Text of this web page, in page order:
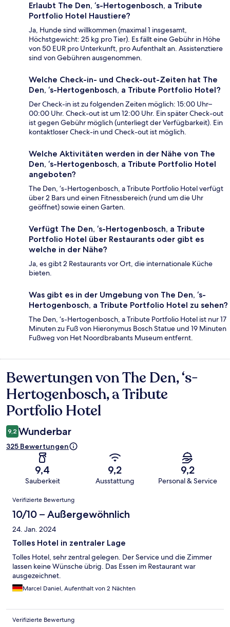
Erlaubt The Den, ‘s-Hertogenbosch, a Tribute
Portfolio Hotel Haustiere?
Ja, Hunde sind willkommen (maximal 1 insgesamt,
Höchstgewicht: 25 kg pro Tier). Es fällt eine Gebühr in Höhe
von 50 EUR pro Unterkunft, pro Aufenthalt an. Assistenztiere
sind von Gebühren ausgenommen.
Welche Check-in- und Check-out-Zeiten hat The
Den, ‘s-Hertogenbosch, a Tribute Portfolio Hotel?
Der Check-in ist zu folgenden Zeiten möglich: 15:00 Uhr–
00:00 Uhr. Check-out ist um 12:00 Uhr. Ein später Check-out
ist gegen Gebühr möglich (unterliegt der Verfügbarkeit). Ein
kontaktloser Check-in und Check-out ist möglich.
Welche Aktivitäten werden in der Nähe von The
Den, ‘s-Hertogenbosch, a Tribute Portfolio Hotel
angeboten?
The Den, ‘s-Hertogenbosch, a Tribute Portfolio Hotel verfügt
über 2 Bars und einen Fitnessbereich (rund um die Uhr
geöffnet) sowie einen Garten.
Verfügt The Den, ‘s-Hertogenbosch, a Tribute
Portfolio Hotel über Restaurants oder gibt es
welche in der Nähe?
Ja, es gibt 2 Restaurants vor Ort, die internationale Küche
bieten.
Was gibt es in der Umgebung von The Den, ‘s-
Hertogenbosch, a Tribute Portfolio Hotel zu sehen?
The Den, ‘s-Hertogenbosch, a Tribute Portfolio Hotel ist nur 17
Minuten zu Fuß von Hieronymus Bosch Statue und 19 Minuten
Fußweg von Het Noordbrabants Museum entfernt.
Bewertungen
Bewertungen von The Den, ‘s-
Hertogenbosch, a Tribute
Portfolio Hotel
9,2 Wunderbar
325 Bewertungen
9,4
Sauberkeit
9,2
Ausstattung
9,2
Personal & Service
Bewertungen
Verifizierte Bewertung
10/10 – Außergewöhnlich
24. Jan. 2024
Tolles Hotel in zentraler Lage
Tolles Hotel, sehr zentral gelegen. Der Service und die Zimmer
lassen keine Wünsche übrig. Das Essen im Restaurant war
ausgezeichnet.
Marcel Daniel, Aufenthalt von 2 Nächten
Verifizierte Bewertung